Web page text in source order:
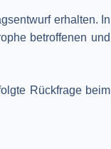
erhalten. In
betroffenen und
Rückfrage beim